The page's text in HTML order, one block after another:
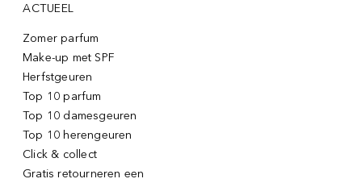
ACTUEEL
Zomer parfum
Make-up met SPF
Herfstgeuren
Top 10 parfum
Top 10 damesgeuren
Top 10 herengeuren
Click & collect
Gratis retourneren een